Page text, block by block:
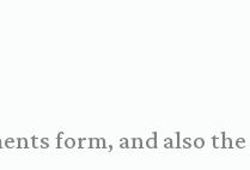
form, and also the